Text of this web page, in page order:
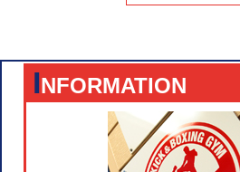
INFORMATION